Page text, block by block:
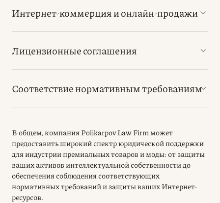
Интернет-коммерция и онлайн-продажи
Лицензионные соглашения
Соответствие нормативным требованиям
В общем, компания Polikarpov Law Firm может
предоставить широкий спектр юридической поддержки
для индустрии премиальных товаров и моды: от защиты
ваших активов интеллектуальной собственности до
обеспечения соблюдения соответствующих
нормативных требований и защиты ваших Интернет-
ресурсов.